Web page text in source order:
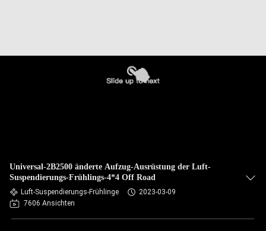
Universal-2B2500 änderte Aufzug-Ausrüstung der Luft-
Suspendierungs-Frühlings-4*4 Off Road
Luft-Suspendierungs-Frühlinge
2023-03-09
7606 Ansichten